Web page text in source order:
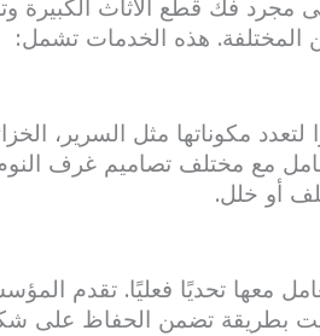
فك قطع الأثاث الكبيرة
المختلفة. هذه الخدمات تشمل:
مكوناتها مثل السرير،
مع مختلف تصاميم غرف
أو خلل.
معها تحديًا فعليًا. تقدم
بطريقة تضمن الحفاظ على